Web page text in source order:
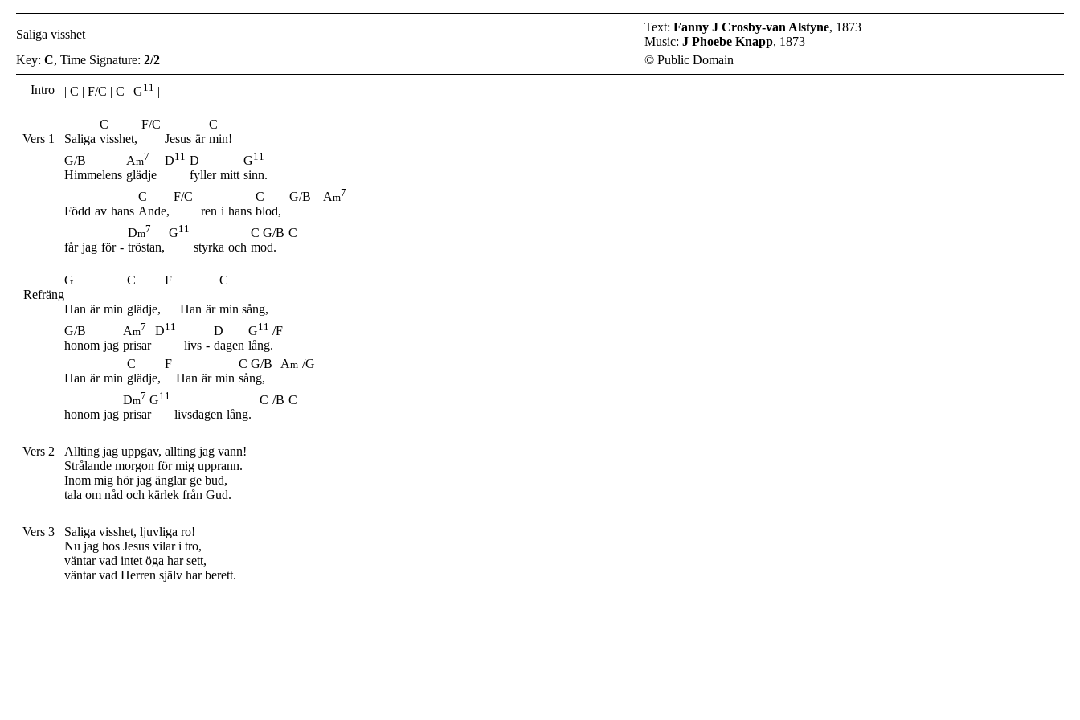
Saliga visshet
Text: Fanny J Crosby-van Alstyne, 1873
Music: J Phoebe Knapp, 1873
Key: C, Time Signature: 2/2 © Public Domain
Intro | C | F/C | C | G11 |
C F/C
C
Vers 1 Saliga visshet, Jesus är min!
G/B
Am7 D11 D G11
Himmelens glädje fyller mitt sinn.
C
F/C C G/B Am7
Född av hans Ande, ren i hans blod,
Dm7 G11 C G/B C
får jag för - tröstan, styrka och mod.
G C F
C
Refräng
Han är min glädje, Han är min sång,
G/B
Am7 D11 D G11 /F
honom jag prisar livs - dagen lång.
C
F C G/B Am /G
Han är min glädje, Han är min sång,
Dm7 G11 C /B C
honom jag prisar livsdagen lång.
Vers 2 Allting jag uppgav, allting jag vann!
Strålande morgon för mig upprann.
Inom mig hör jag änglar ge bud,
tala om nåd och kärlek från Gud.
Vers 3 Saliga visshet, ljuvliga ro!
Nu jag hos Jesus vilar i tro,
väntar vad intet öga har sett,
väntar vad Herren själv har berett.